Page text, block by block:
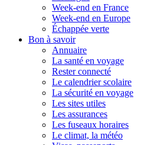
Week-end en France
Week-end en Europe
Échappée verte
Bon à savoir
Annuaire
La santé en voyage
Rester connecté
Le calendrier scolaire
La sécurité en voyage
Les sites utiles
Les assurances
Les fuseaux horaires
Le climat, la météo